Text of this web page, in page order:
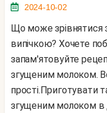
2024-10-02
Що може зрівнятися з ароматною домашньою
випічкою? Хочете
запам'ятовуйте
згущеним молоком.
прості.Приготувати
згущеним молоком в